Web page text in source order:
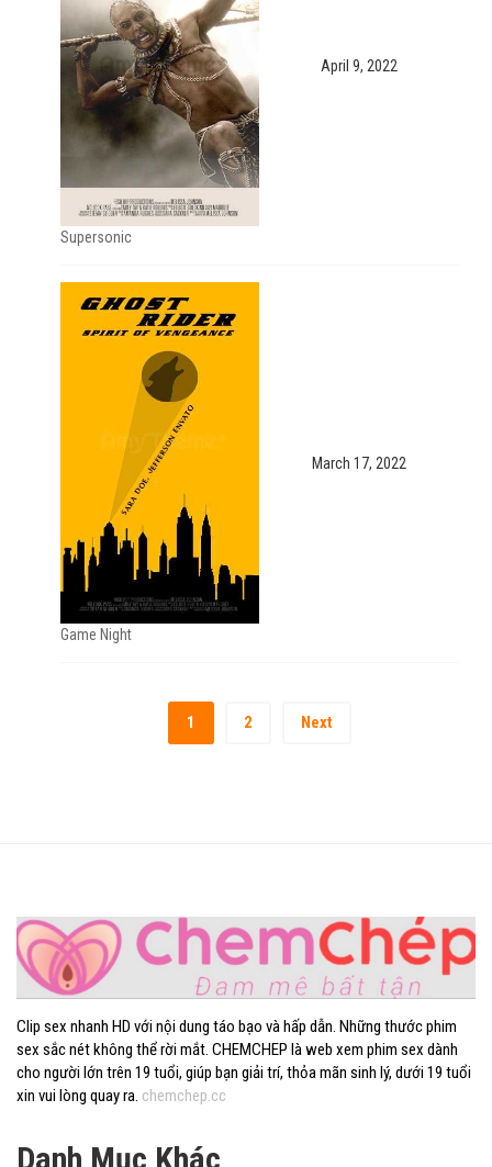
Supersonic
April 9, 2022
Game Night
March 17, 2022
1 2 Next
Clip sex nhanh HD với nội dung táo bạo và hấp dẫn. Những thước phim
sex sắc nét không thể rời mắt. CHEMCHEP là web xem phim sex dành
cho người lớn trên 19 tuổi, giúp bạn giải trí, thỏa mãn sinh lý, dưới 19 tuổi
xin vui lòng quay ra. chemchep.cc
Danh Mục Khác